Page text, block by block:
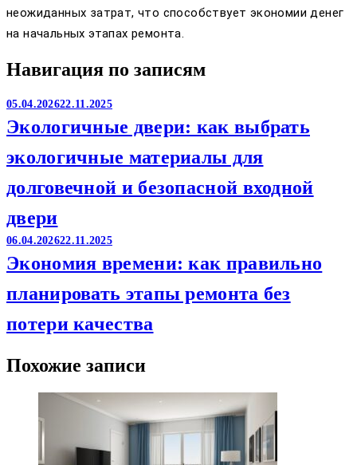
неожиданных затрат, что способствует экономии денег
на начальных этапах ремонта.
Навигация по записям
05.04.202622.11.2025
Экологичные двери: как выбрать
экологичные материалы для
долговечной и безопасной входной
двери
06.04.202622.11.2025
Экономия времени: как правильно
планировать этапы ремонта без
потери качества
Похожие записи